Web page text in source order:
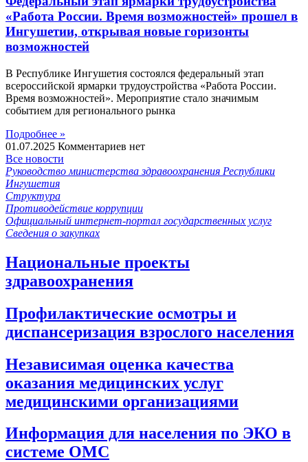
«Работа России. Время возможностей» прошел в
Ингушетии, открывая новые горизонты
возможностей
В Республике Ингушетия состоялся федеральный этап
всероссийской ярмарки трудоустройства «Работа России.
Время возможностей». Мероприятие стало значимым
событием для регионального рынка
Подробнее »
01.07.2025 Комментариев нет
Все новости
Руководство министерства здравоохранения Республики
Ингушетия
Структура
Противодействие коррупции
Официальный интернет-портал государственных услуг
Сведения о закупках
Национальные проекты
здравоохранения
Профилактические осмотры и
диспансеризация взрослого населения
Независимая оценка качества
оказания медицинских услуг
медицинскими организациями
Информация для населения по ЭКО в
системе ОМС